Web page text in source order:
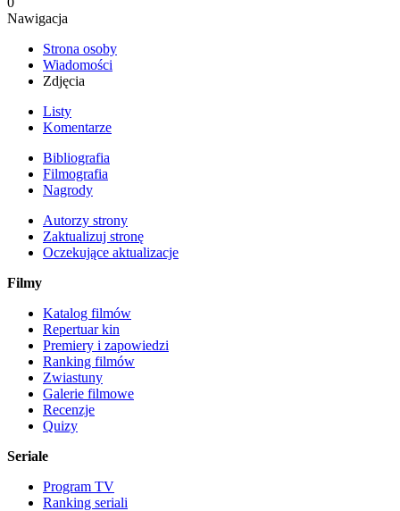
Nawigacja
Strona osoby
Wiadomości
Zdjęcia
Listy
Komentarze
Bibliografia
Filmografia
Nagrody
Autorzy strony
Zaktualizuj stronę
Oczekujące aktualizacje
Filmy
Katalog filmów
Repertuar kin
Premiery i zapowiedzi
Ranking filmów
Zwiastuny
Galerie filmowe
Recenzje
Quizy
Seriale
Program TV
Ranking seriali